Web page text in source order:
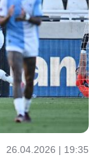
26.04.2026 | 19:35